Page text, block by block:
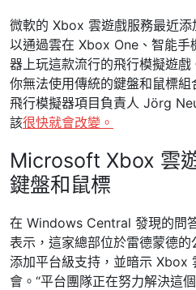
微軟的 Xbox 雲遊戲服務最近
以通過雲在 Xbox One、智能手
器上玩這款流行的飛行模擬遊戲
你無法使用傳統的鍵盤和鼠標組
飛行模擬器項目負責人 Jörg
該很快就會改變。
Microsoft Xbox 雲
鍵盤和鼠標
在 Windows Central 發現的問
表示，這家總部位於雷德蒙德
添加平台級支持，並暗示 Xbox
會。“平台團隊正在努力解決這